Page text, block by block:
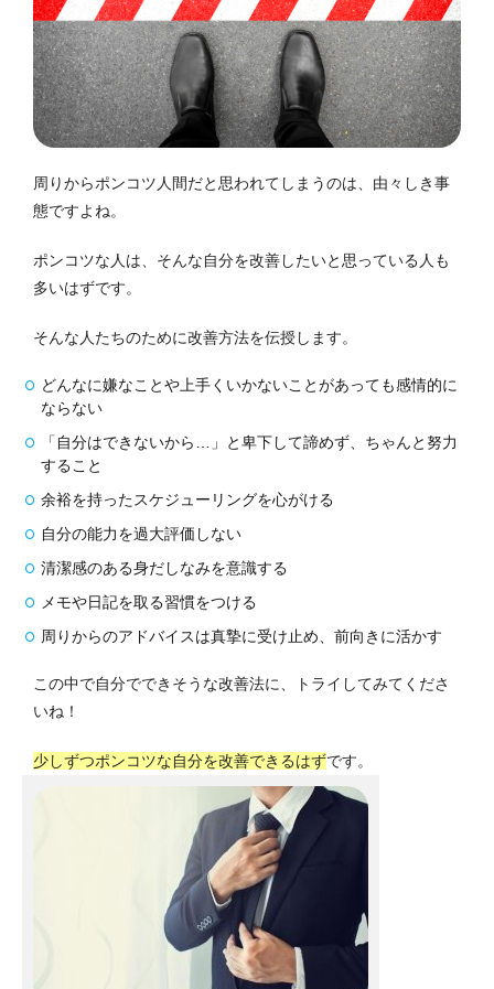
周りからポンコツ人間だと思われてしまうのは、由々しき事
態ですよね。
ポンコツな人は、そんな自分を改善したいと思っている人も
多いはずです。
そんな人たちのために改善方法を伝授します。
どんなに嫌なことや上手くいかないことがあっても感情的に
ならない
「自分はできないから…」と卑下して諦めず、ちゃんと努力
すること
余裕を持ったスケジューリングを心がける
自分の能力を過大評価しない
清潔感のある身だしなみを意識する
メモや日記を取る習慣をつける
周りからのアドバイスは真摯に受け止め、前向きに活かす
この中で自分でできそうな改善法に、トライしてみてくださ
いね！
少しずつポンコツな自分を改善できるはずです。